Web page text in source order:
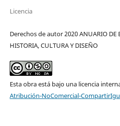
Licencia
Derechos de autor 2020 ANUARIO DE
HISTORIA, CULTURA Y DISEÑO
Esta obra está bajo una licencia
Atribución-NoComercial-